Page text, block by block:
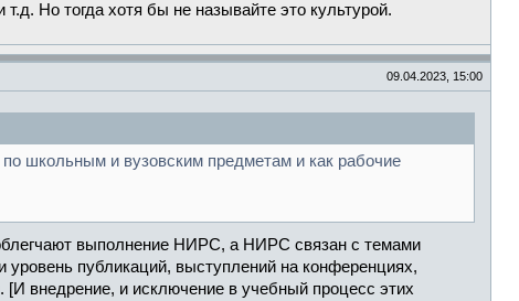
Но тогда хотя бы не называйте это культурой.
09.04.2023, 15:00
школьным и вузовским предметам и как рабочие
выполнение НИРС, а НИРС связан с темами
публикаций, выступлений на конференциях,
внедрение, и исключение в учебный процесс этих